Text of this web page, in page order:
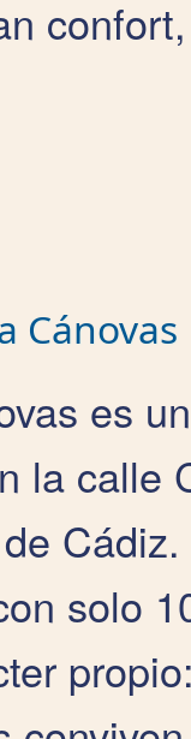
Cánovas
es
la calle
solo